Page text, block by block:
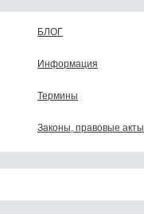
БЛОГ
Информация
Термины
Законы, правовые акты